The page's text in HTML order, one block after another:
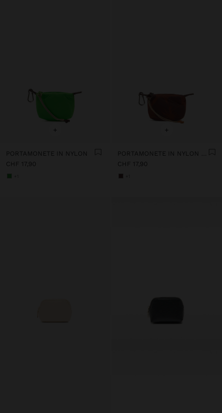
+
PORTAMONETE IN NYLON
CHF 17,90
+
CHF 17,90